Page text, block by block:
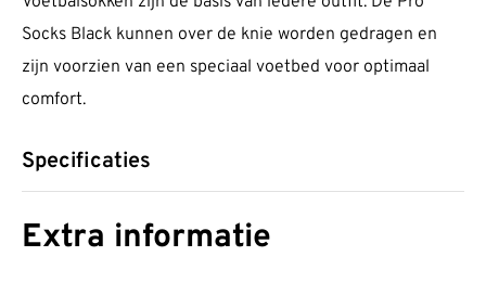
Socks Black kunnen over de knie worden gedragen en
zijn voorzien van een speciaal voetbed voor optimaal
comfort.
Specificaties
Extra informatie